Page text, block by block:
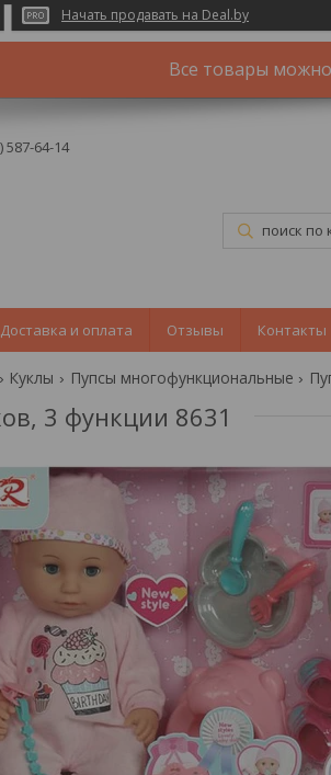
Начать продавать на Deal.by
Все товары
587-64-14
Доставка и оплата Отзывы Контакты
Куклы Пупсы многофункциональные
3 функции 8631